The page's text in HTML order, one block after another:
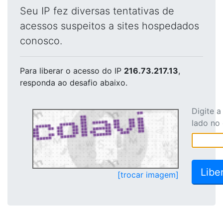
Seu IP fez diversas tentativas de
acessos suspeitos a sites hospedados
conosco.
Para liberar o acesso do IP 216.73.217.13,
responda ao desafio abaixo.
[trocar imagem]
Digite
lado no